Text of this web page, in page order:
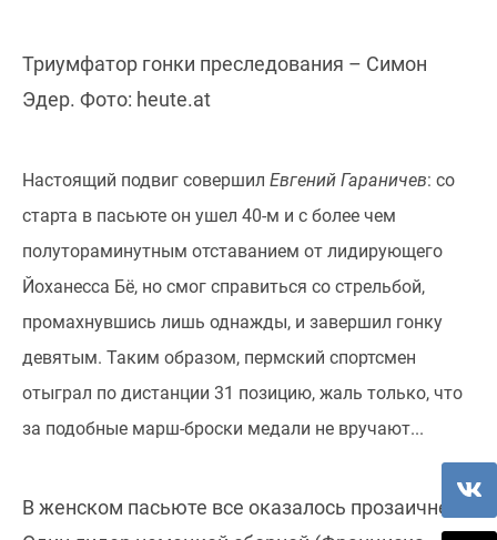
Триумфатор гонки преследования – Симон
Эдер. Фото: heute.at
Настоящий подвиг совершил Евгений Гараничев: со
старта в пасьюте он ушел 40-м и с более чем
полутораминутным отставанием от лидирующего
Йоханесса Бё, но смог справиться со стрельбой,
промахнувшись лишь однажды, и завершил гонку
девятым. Таким образом, пермский спортсмен
отыграл по дистанции 31 позицию, жаль только, что
за подобные марш-броски медали не вручают...
В женском пасьюте все оказалось прозаичнее.